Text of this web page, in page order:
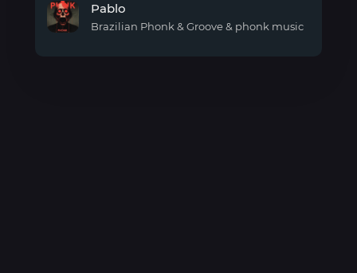
вызывай
такси
Pablo
Brazilian Phonk & Groove & phonk music